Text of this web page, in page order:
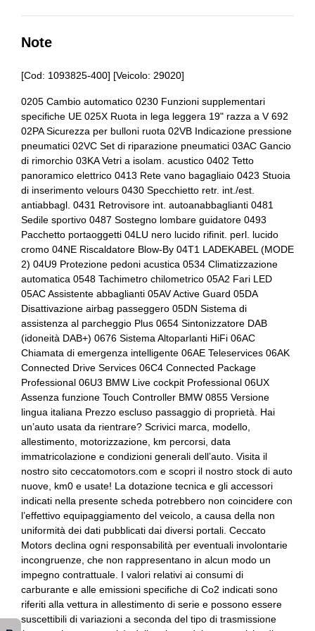
Batteria
Bulloni antifurto
Cambio al volante
Cavo ricarica batterie
Cerchi in lega
Chiavi e telecomandi
Chiusura centralizzata
Cinture di sicurezza
Computer di bordo
Console centrale multifunzione
Console centrale multifunzione
Controllo della trazione
Cristalli atermici
Display multifunzione
Fari autoadattivi
Fari con accensione automatica
Fari con accensione automatica + sensore pioggia
Fari posteriori a led
Freno di stazionamento elettrico
Airbag laterali
Assistente alla frenata
Badge esterno identificativo
Barre sul tetto
Battitacco anteriore
Bmw connected drive services
Bmw teleservices
Bmw xdrive status
Bracciolo anteriore
Bracciolo posteriore
Bulloni antifurto
Cambio al volante
Cambio automatico a 8 marce
Cerchi in lega da 19
Chiavi e telecomandi
Chiusura centralizzata
Cinture di sicurezza
Climatizzatore automatico a tre zone
Computer di bordo
Note
[Cod: 1093825-400] [Veicolo: 29020]
0205 Cambio automatico 0230 Funzioni supplementari
specifiche UE 025X Ruota in lega leggera 19" razza a V 692
02PA Sicurezza per bulloni ruota 02VB Indicazione pressione
pneumatici 02VC Set di riparazione pneumatici 03AC Gancio
di rimorchio 03KA Vetri a isolam. acustico 0402 Tetto
panoramico elettrico 0413 Rete vano bagagliaio 0423 Stuoia
di inserimento velours 0430 Specchietto retr. int./est.
antiabbagl. 0431 Retrovisore int. autoanabbaglianti 0481
Sedile sportivo 0487 Sostegno lombare guidatore 0493
Pacchetto portaoggetti 04LU nero lucido rifinit. perl. lucido
cromo 04NE Riscaldatore Blow-By 04T1 LADEKABEL (MODE
2) 04U9 Protezione pedoni acustica 0534 Climatizzazione
automatica 0548 Tachimetro chilometrico 05A2 Fari LED
05AC Assistente abbaglianti 05AV Active Guard 05DA
Disattivazione airbag passeggero 05DN Sistema di
assistenza al parcheggio Plus 0654 Sintonizzatore DAB
(idoneità DAB+) 0676 Sistema Altoparlanti HiFi 06AC
Chiamata di emergenza intelligente 06AE Teleservices 06AK
Connected Drive Services 06C4 Connected Package
Professional 06U3 BMW Live cockpit Professional 06UX
Assenza funzione Touch Controller BMW 0855 Versione
lingua italiana Prezzo escluso passaggio di proprietà. Hai
un’auto usata da rientrare? Scrivici marca, modello,
allestimento, motorizzazione, km percorsi, data
immatricolazione e condizioni generali dell’auto. Visita il
nostro sito ceccatomotors.com e scopri il nostro stock di auto
nuove, km0 e usate! La dotazione tecnica e gli accessori
indicati nella presente scheda potrebbero non coincidere con
l’effettivo equipaggiamento del veicolo, a causa della non
uniformità dei dati pubblicati dai diversi portali. Ceccato
Motors declina ogni responsabilità per eventuali involontarie
incongruenze, che non rappresentano in alcun modo un
impegno contrattuale. I valori relativi ai consumi di
carburante e alle emissioni specifiche di Co2 indicati sono
riferiti alla vettura in allestimento di serie e possono essere
suscettibili di variazioni a seconda del tipo di trasmissione